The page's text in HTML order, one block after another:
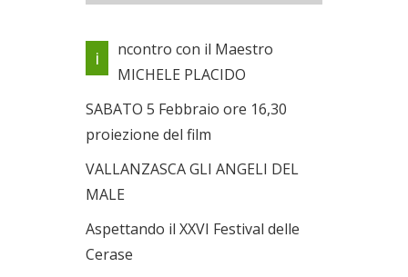
Il 05/02/2011
i
ncontro con il Maestro
MICHELE PLACIDO
SABATO 5 Febbraio ore 16,30
proiezione del film
VALLANZASCA GLI ANGELI DEL
MALE
Aspettando il XXVI Festival delle
Cerase